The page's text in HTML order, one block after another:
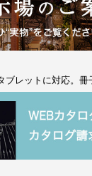
ブレットに対応。冊